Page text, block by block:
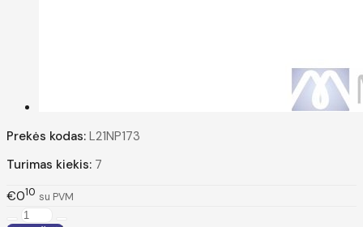
Prekės kodas: L21NP173
Turimas kiekis: 7
€010 su PVM